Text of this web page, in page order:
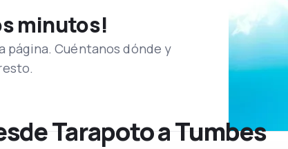
minutos!
página. Cuéntanos dónde y
Tarapoto a Tumbes